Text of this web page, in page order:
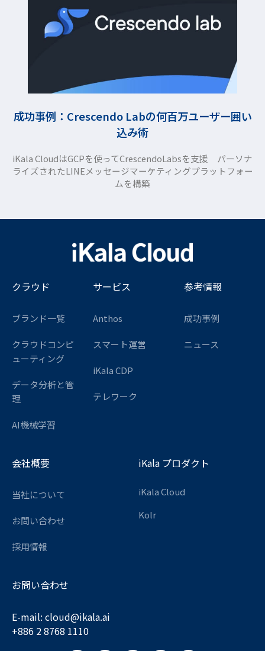
成功事例：Crescendo Labの何百万ユーザー囲い
込み術
iKala CloudはGCPを使ってCrescendoLabsを支援 パーソナ
ライズされたLINEメッセージマーケティングプラットフォー
ムを構築
クラウド
ブランド一覧
クラウドコンピ
ューティング
データ分析と管
理
AI機械学習
サービス
Anthos
スマート運営
iKala CDP
テレワーク
参考情報
成功事例
ニュース
会社概要
当社について
お問い合わせ
採用情報
iKala プロダクト
iKala Cloud
Kolr
お問い合わせ
E-mail: cloud@ikala.ai
+886 2 8768 1110